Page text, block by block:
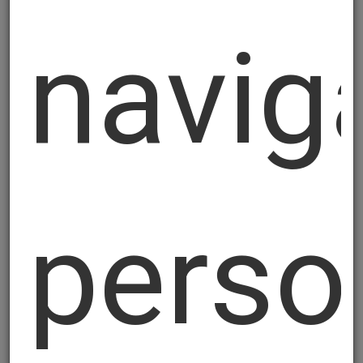
esecuzione degli obblighi di legge cui è
tenuto il Titolare.
In particolare, gli stessi verranno
conservati per tutta la durata del rapporto
e, successivamente, per l'adempimento
6. Ambito di comunicazione dei dati personali
I dati personali non saranno oggetto di
diffusione, fatta salva l'ipotesi in cui la